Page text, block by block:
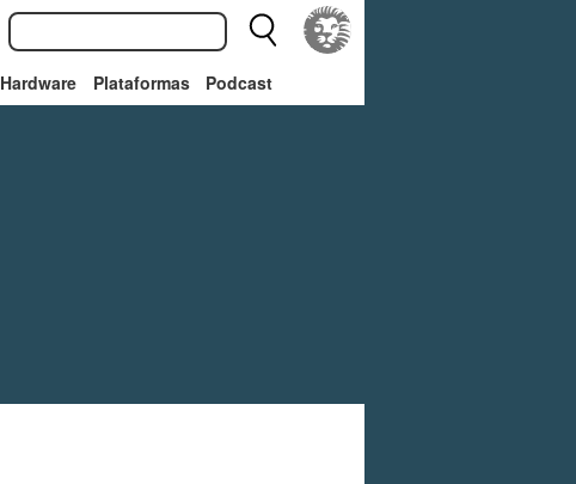
Hardware Plataformas Podcast